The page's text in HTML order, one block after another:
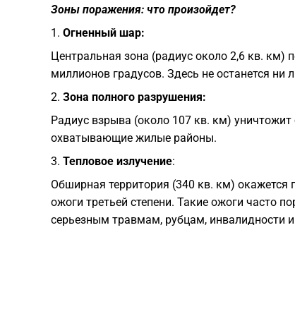
Зоны поражения: что произойдет?
1. Огненный шар:
Центральная зона (радиус около 2,6 кв. км)
миллионов градусов. Здесь не останется ни
2. Зона полного разрушения:
Радиус взрыва (около 107 кв. км)
охватывающие жилые районы.
3. Тепловое излучение:
Обширная территория (340 кв. км) окажется
ожоги третьей степени. Такие ожоги часто
серьезным травмам, рубцам,